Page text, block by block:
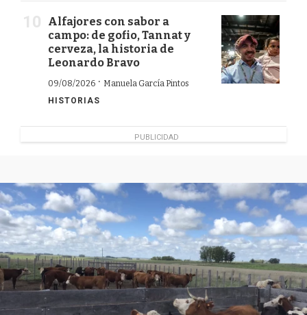
Alfajores con sabor a
campo: de gofio, Tannat y
cerveza, la historia de
Leonardo Bravo
09/08/2026 · Manuela García Pintos
HISTORIAS
PUBLICIDAD